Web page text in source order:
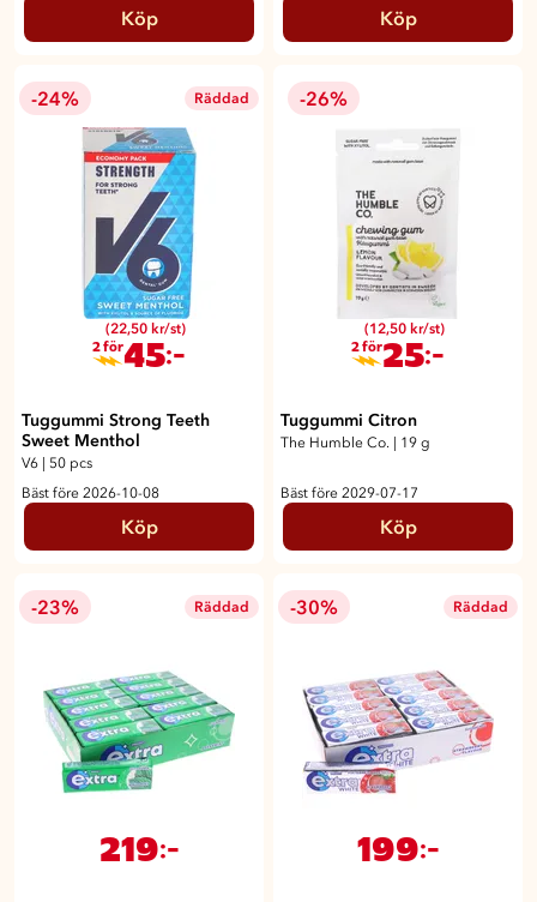
Köp Köp
-24% Räddad
(22,50 kr/st)
2 för45:-
Tuggummi Strong Teeth
Sweet Menthol
V6
50 pcs
Bäst före 2026-10-08
Köp
-26%
(12,50 kr/st)
2 för25:-
Tuggummi Citron
The Humble Co. 19 g
Bäst före 2029-07-17
Köp
-23% Räddad
219:-
-30% Räddad
199:-